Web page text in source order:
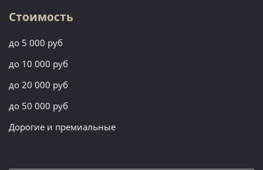
Стоимость
до 5 000 руб
до 10 000 руб
до 20 000 руб
до 50 000 руб
Дорогие и премиальные